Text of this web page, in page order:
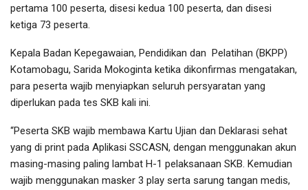
pertama 100 peserta, disesi kedua 100 peserta, dan disesi
ketiga 73 peserta.
Kepala Badan Kepegawaian, Pendidikan dan Pelatihan (BKPP)
Kotamobagu, Sarida Mokoginta ketika dikonfirmas mengatakan,
para peserta wajib menyiapkan seluruh persyaratan yang
diperlukan pada tes SKB kali ini.
“Peserta SKB wajib membawa Kartu Ujian dan Deklarasi sehat
yang di print pada Aplikasi SSCASN, dengan menggunakan akun
masing-masing paling lambat H-1 pelaksanaan SKB. Kemudian
wajib menggunakan masker 3 play serta sarung tangan medis,